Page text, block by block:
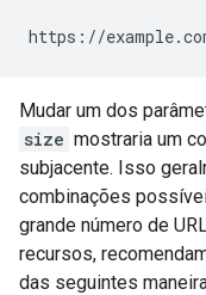
https://
Mudar um dos
size mostraria um
subjacente. Isso
combinações
grande número de
recursos,
das seguintes